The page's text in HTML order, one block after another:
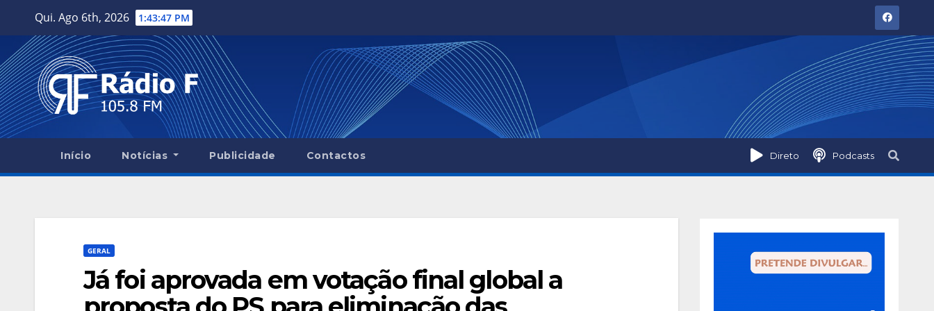
content
Qui. Ago 6th, 2026 1:43:49 PM
Direto Podcasts
Início Notícias Publicidade Contactos
GERAL
Já foi aprovada em votação final global a